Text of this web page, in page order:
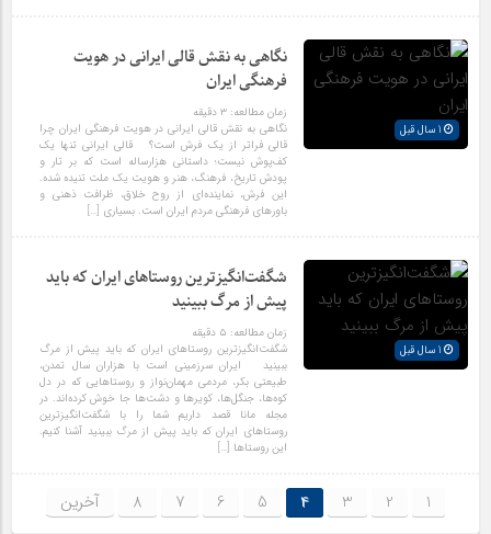
نگاهی به نقش قالی ایرانی در هویت
فرهنگی ایران
زمان مطالعه:۳ دقیقه
نگاهی به نقش قالی ایرانی در هویت فرهنگی ایران چرا
قالی فراتر از یک فرش است؟ قالی ایرانی تنها یک
کف‌پوش نیست؛ داستانی هزارساله است که بر تار و
پودش تاریخ، فرهنگ، هنر و هویت یک ملت تنیده شده.
این فرش، نماینده‌ای از روح خلاق، ظرافت ذهنی و
باورهای فرهنگی مردم ایران است. بسیاری […]
شگفت‌انگیزترین روستاهای ایران که باید
پیش از مرگ ببینید
زمان مطالعه: ۵ دقیقه
شگفت‌انگیزترین روستاهای ایران که باید پیش از مرگ
ببینید ایران سرزمینی است با هزاران سال تمدن،
طبیعتی بکر، مردمی مهمان‌نواز و روستاهایی که در دل
کوه‌ها، جنگل‌ها، کویرها و دشت‌ها جا خوش کرده‌اند. در
مجله مانا قصد داریم شما را با شگفت‌انگیزترین
روستاهای ایران که باید پیش از مرگ ببینید آشنا کنیم.
این روستاها […]
1
2
3
4
5
6
7
8 آخرین